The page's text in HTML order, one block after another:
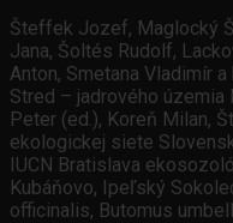
Šteffek Jozef, Maglocký
Jana, Šoltés Rudolf,
Anton, Smetana Vladimír
Stred – jadrového územia
Peter (ed.), Koreň Milan,
ekologickej siete
IUCN Bratislava
Kubáňovo, Ipeľský
officinalis, Butomus